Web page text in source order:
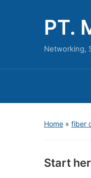
PT.
Networking,
Home » fiber
Start